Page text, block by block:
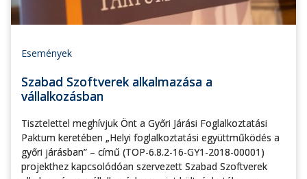
Események
Szabad Szoftverek alkalmazása a
vállalkozásban
Tisztelettel meghívjuk Önt a Győri Járási Foglalkoztatási
Paktum keretében „Helyi foglalkoztatási együttműködés a
győri járásban” – című (TOP-6.8.2-16-GY1-2018-00001)
projekthez kapcsolódóan szervezett Szabad Szoftverek